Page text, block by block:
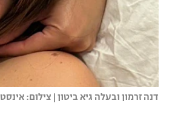
דנה זרמון ובעלה גיא ביטון | צילום: